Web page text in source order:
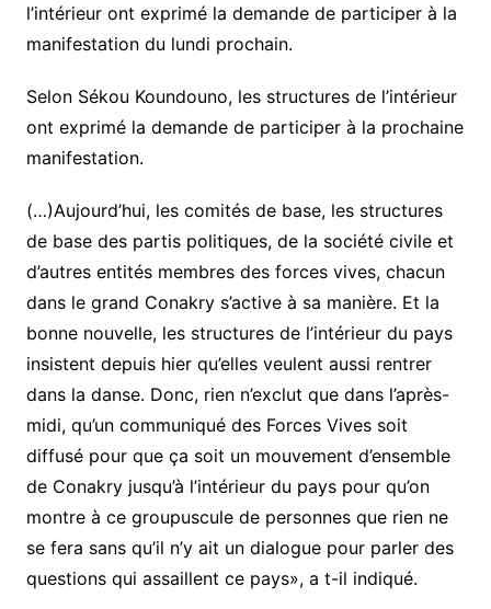
l’intérieur ont exprimé la demande de participer à la
manifestation du lundi prochain.
Selon Sékou Koundouno, les structures de l’intérieur
ont exprimé la demande de participer à la prochaine
manifestation.
(…)Aujourd’hui, les comités de base, les structures
de base des partis politiques, de la société civile et
d’autres entités membres des forces vives, chacun
dans le grand Conakry s’active à sa manière. Et la
bonne nouvelle, les structures de l’intérieur du pays
insistent depuis hier qu’elles veulent aussi rentrer
dans la danse. Donc, rien n’exclut que dans l’après-
midi, qu’un communiqué des Forces Vives soit
diffusé pour que ça soit un mouvement d’ensemble
de Conakry jusqu’à l’intérieur du pays pour qu’on
montre à ce groupuscule de personnes que rien ne
se fera sans qu’il n’y ait un dialogue pour parler des
questions qui assaillent ce pays», a t-il indiqué.